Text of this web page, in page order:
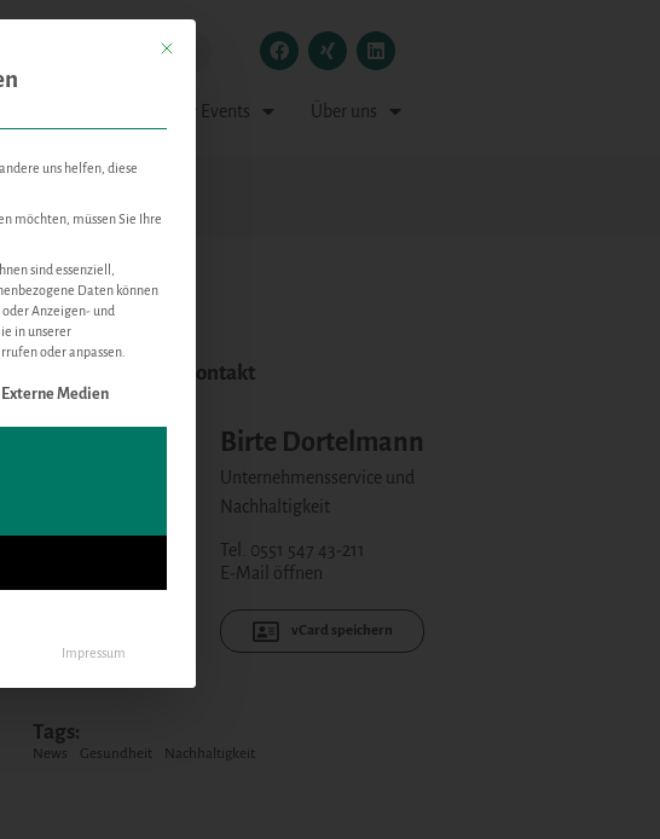
News, Medien & Events Über uns
Ihr persönlicher Kontakt
Birte Dortelmann
Unternehmensservice und
Nachhaltigkeit
Tel. 0551 547 43-211
E-Mail öffnen
vCard speichern
Tags:
News Gesundheit Nachhaltigkeit
Mit diesem Button wird der Dialog geschlossen. Seine Funktionalität ist identisch mit
uns helfen, diese
möchten, müssen Sie Ihre
sind essenziell,
Daten können
Anzeigen- und
in unserer
oder anpassen.
werden kann. Die erste Service-Gruppe ist essenziell und kann nicht abgewählt
Externe Medien
Impressum